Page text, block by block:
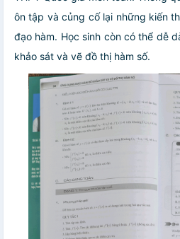
ôn tập và củng cố lại những kiến
đạo hàm. Học sinh còn có thể dễ
khảo sát và vẽ đồ thị hàm số.